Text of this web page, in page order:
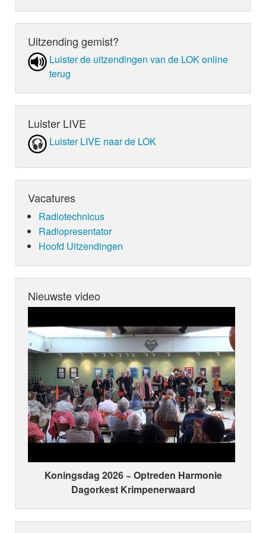
Uitzending gemist?
Luister de uit­zen­din­gen van de LOK online
terug
Luister LIVE
Luister LIVE naar de LOK
Vacatures
Radiotechnicus
Radiopresentator
Hoofd Uitzendingen
Nieuwste video
Koningsdag 2026 ~ Optreden Harmonie
Dagorkest Krimpenerwaard